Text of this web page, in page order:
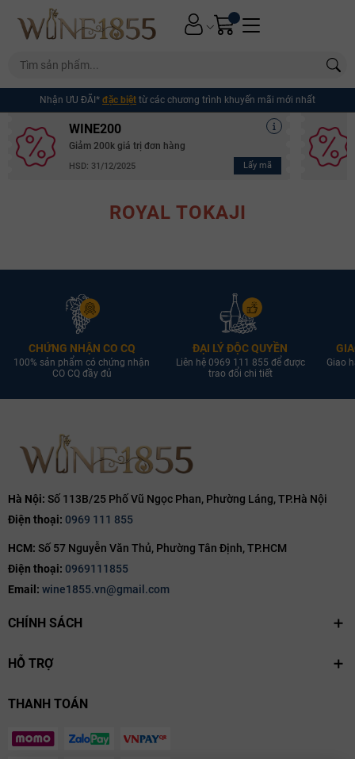
Nhận ƯU ĐÃI* đặc biệt từ các chương trình khuyến mãi mới nhất
WINE200
Giảm 200k giá trị đơn hàng
HSD: 31/12/2025 Lấy mã
Mã giảm giá:
Ngày hết hạn:
Điều kiện:
ROYAL TOKAJI
CHỨNG NHẬN CO CQ
100% sản phẩm có chứng nhận
CO CQ đầy đủ
ĐẠI LÝ ĐỘC QUYỀN
Liên hệ 0969 111 855 để được
trao đổi chi tiết
Giao
Hà Nội: Số 113B/25 Phố Vũ Ngọc Phan, Phường Láng, TP.Hà Nội
Điện thoại: 0969 111 855
HCM: Số 57 Nguyễn Văn Thủ, Phường Tân Định, TP.HCM
Điện thoại: 0969111855
Email: wine1855.vn@gmail.com
CHÍNH SÁCH
HỖ TRỢ
THANH TOÁN